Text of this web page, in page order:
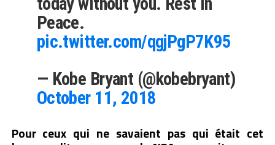
Peace.
pic.twitter.com/qgjPgP7K95
— Kobe Bryant (@kobebryant)
October 11, 2018
Pour ceux qui ne savaient pas qui était cet